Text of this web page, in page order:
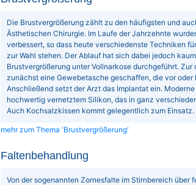
Die Brustvergrößerung zählt zu den häufigsten und
Ästhetischen Chirurgie. Im Laufe der Jahrzehnte
verbessert, so dass heute verschiedenste Techniken
zur Wahl stehen. Der Ablauf hat sich dabei jedoch
Brustvergrößerung unter Vollnarkose durchgeführt.
zunächst eine Gewebetasche geschaffen, die vor
Anschließend setzt der Arzt das Implantat ein.
hochwertig vernetztem Silikon, das in ganz
Auch Kochsalzkissen kommt gelegentlich zum Einsatz.
mehr zum Thema 'Brustvergrößerung'
Faltenbehandlung
Von der sogenannten Zornesfalte im Stirnbereich über